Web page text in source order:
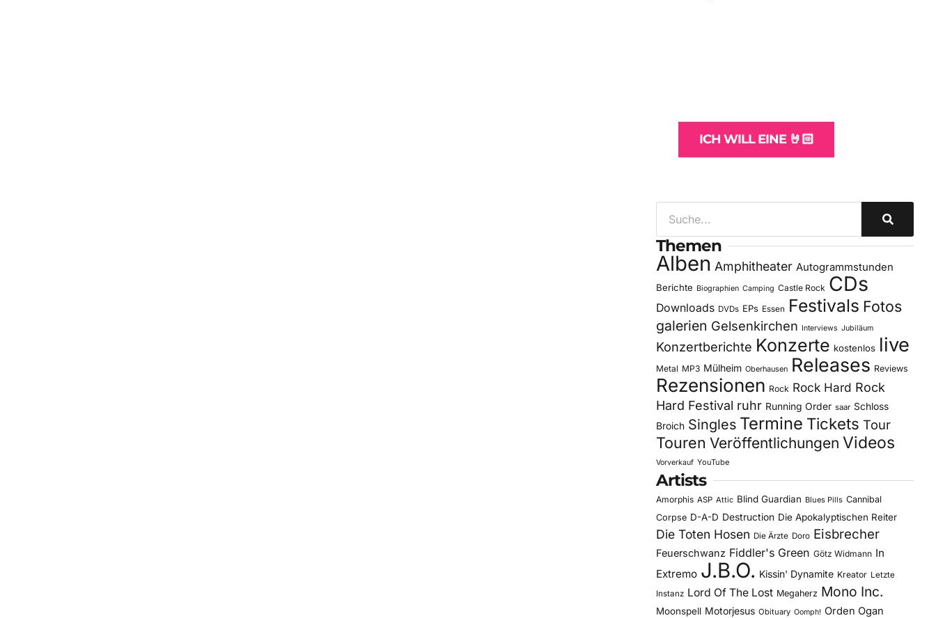
ICH WILL EINE 🤘🏻
Themen
Alben Amphitheater Autogrammstunden
Berichte Biographien Camping Castle Rock CDs
Downloads DVDs EPs Essen Festivals Fotos
galerien Gelsenkirchen Interviews Jubiläum
Konzertberichte Konzerte kostenlos live
Metal MP3 Mülheim Oberhausen Releases Reviews
Rezensionen Rock Rock Hard Rock
Hard Festival ruhr Running Order saar Schloss
Broich Singles Termine Tickets Tour
Touren Veröffentlichungen Videos
Vorverkauf YouTube
Artists
Amorphis ASP Attic Blind Guardian Blues Pills Cannibal
Corpse D-A-D Destruction Die Apokalyptischen Reiter
Die Toten Hosen Die Ärzte Doro Eisbrecher
Feuerschwanz Fiddler's Green Götz Widmann In
Extremo J.B.O. Kissin' Dynamite Kreator Letzte
Instanz Lord Of The Lost Megaherz Mono Inc.
Moonspell Motorjesus Obituary Oomph! Orden Ogan